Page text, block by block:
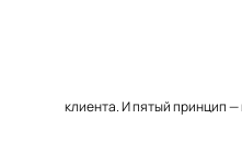
клиента. И пятый принцип